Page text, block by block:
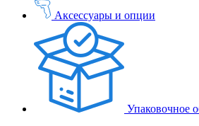
Аксессуары и опции
Упаковочное